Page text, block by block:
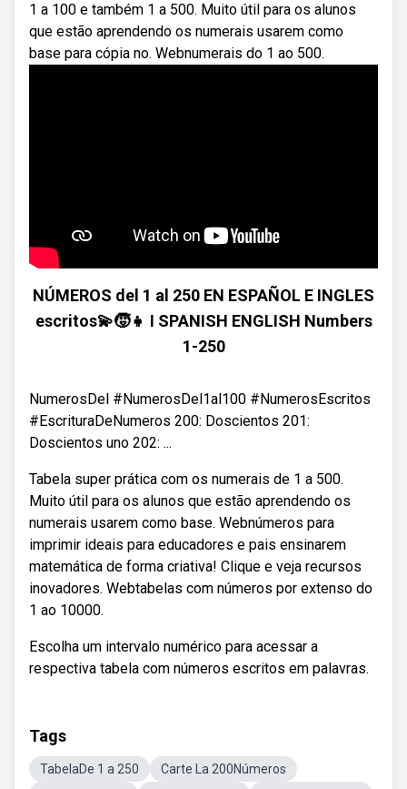
1 a 100 e também 1 a 500. Muito útil para os alunos
que estão aprendendo os numerais usarem como
base para cópia no. Webnumerais do 1 ao 500.
NÚMEROS del 1 al 250 EN ESPAÑOL E INGLES
escritos💫🧒👧 I SPANISH ENGLISH Numbers
1-250
NumerosDel #NumerosDel1al100 #NumerosEscritos
#EscrituraDeNumeros 200: Doscientos 201:
Doscientos uno 202: ...
Tabela super prática com os numerais de 1 a 500.
Muito útil para os alunos que estão aprendendo os
numerais usarem como base. Webnúmeros para
imprimir ideais para educadores e pais ensinarem
matemática de forma criativa! Clique e veja recursos
inovadores. Webtabelas com números por extenso do
1 ao 10000.
Escolha um intervalo numérico para acessar a
respectiva tabela com números escritos em palavras.
Tags
TabelaDe 1 a 250
Carte La 200Números